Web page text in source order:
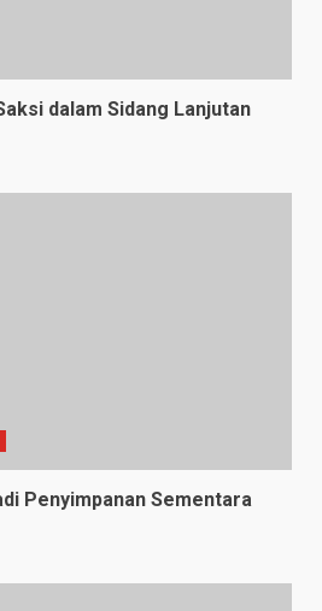
dalam Sidang Lanjutan
Penyimpanan Sementara